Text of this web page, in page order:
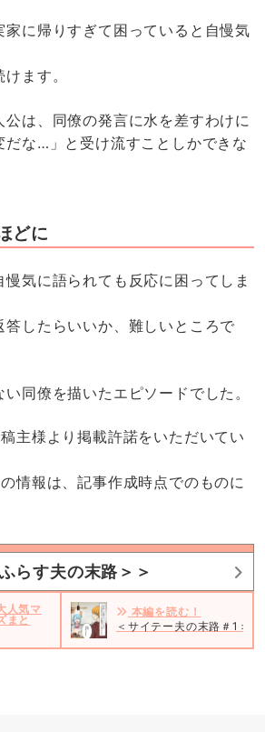
家に帰りすぎて困っていると自慢気
ます。
公は、同僚の発言に水を差すわけに
だな…」と受け流すことしかできな
どに
気に語られても反応に困ってしま
答したらいいか、難しいところで
同僚を描いたエピソードでした。
主様より掲載許諾をいただいてい
情報は、記事作成時点でのものに
らす夫の末路＞＞
人気マ
まと
本編を読む！
＜サイテー夫の末路＃1＞